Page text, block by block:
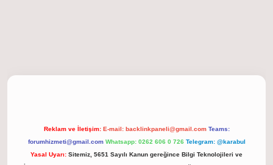
Reklam ve İletişim: E-mail: backlinkpaneli@gmail.com Teams:
forumhizmeti@gmail.com Whatsapp: 0262 606 0 726 Telegram: @karabul
Yasal Uyarı: Sitemiz, 5651 Sayılı Kanun gereğince Bilgi Teknolojileri ve